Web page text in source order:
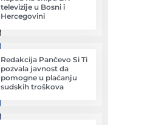
televizije u Bosni i
Hercegovini
Redakcija Pančevo Si Ti
pozvala javnost da
pomogne u plaćanju
sudskih troškova